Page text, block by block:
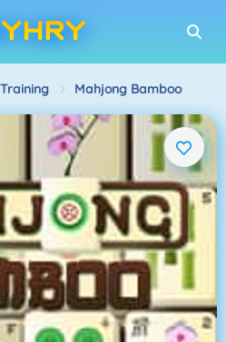
Mahjong Bamboo